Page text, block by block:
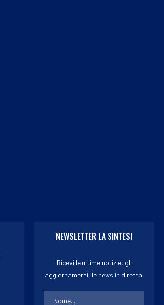
NEWSLETTER LA SINTESI
Ricevi le ultime notizie, gli
aggiornamenti, le news in diretta.